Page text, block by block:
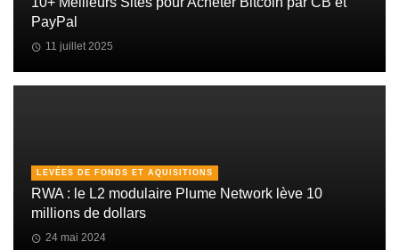
PayPal
11 juillet 2025
LEVÉES DE FONDS ET AQUISITIONS
RWA : le L2 modulaire Plume Network lève 10
millions de dollars
24 mai 2024